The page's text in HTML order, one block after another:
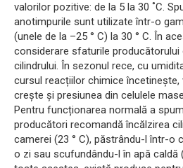
valorilor pozitive: de la 5 la 30 ˚C.
anotimpurile sunt utilizate într-o
(unele de la –25 ° С) la 30 ° С. În
considerare sfaturile producătorului
cilindrului. În sezonul rece, cu
cursul reacțiilor chimice
crește și presiunea din celulele
Pentru funcționarea normală a
producători recomandă încălzirea
camerei (23 ° C), păstrându-l într-o
o zi sau scufundându-l în apă caldă